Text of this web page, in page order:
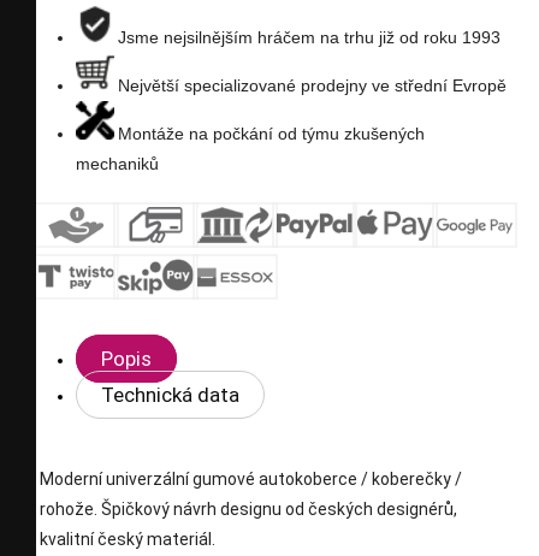
Jsme nejsilnějším hráčem na trhu již od roku 1993
Největší specializované prodejny ve střední Evropě
Montáže na počkání od týmu zkušených
mechaniků
Popis
Technická data
Moderní univerzální gumové autokoberce / koberečky /
rohože. Špičkový návrh designu od českých designérů,
kvalitní český materiál.